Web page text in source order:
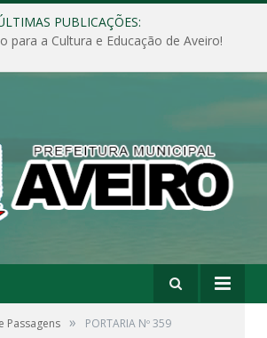
PUBLICAÇÕES:
para a Cultura e Educação de Aveiro!
Passagens » PORTARIA Nº 359